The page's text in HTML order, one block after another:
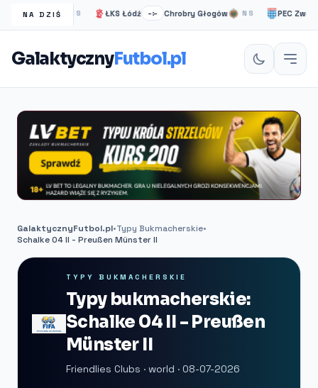
NA DZIŚ
Londyn NS ŁKS Łódź –:– Chrobry Głogów NS PEC Zwolle
GalaktycznyFutbol.pl
GalaktycznyFutbol.pl•Typy Bukmacherskie•
Schalke 04 II - Preußen Münster II
TYPY BUKMACHERSKIE
Typy bukmacherskie:
Schalke 04 II - Preußen
Münster II
Friendlies Clubs · world · 08-07-2026